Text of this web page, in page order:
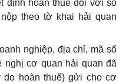
định hoàn thuếđối với số
theo tờ khai hải quan
nghiệp, địa chỉ, mã số
nghị cơ quan hải quan đã
do hoàn thuế) gửi cho cơ